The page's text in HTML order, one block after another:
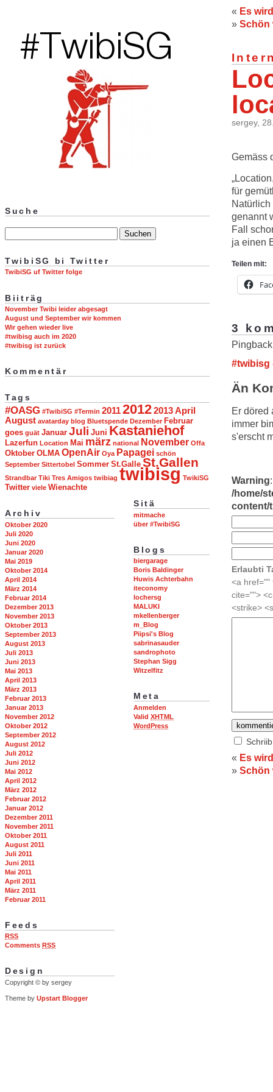
« Es
» Schön
sergey,
Gemäss
für
genannt
Fall
ja einen
Teilen mit:
3
#twibisg
Än
Er döred
immer
s'erscht
Warning
/home/
content/
Erlaubti
<a href=""
cite="">
<strike>
« Es
» Schön
Suche
TwibiSG bi Twitter
TwibiSG uf Twitter folge
Biiträg
November Twibi leider abgesagt
August und September wir kommen
Wir gehen wieder live
#twibisg auch im 2020
#twibisg ist zurück
Kommentär
Tags
#OASG #TwibiSG #Termin 201120122013April
August avatarday blog Bluetspende Dezember Februar
goes guät Januar Juli Juni Kastaniehof
Lazerfun Location Mai märz national November Offa
Oktober OLMA OpenAir Oya Papagei schön
September Sittertobel Sommer St.Galle St.Gallen
Strandbar Tiki Tres Amigos twibiag twibisg TwikiSG
Twitter viele Wienachte
Sitä
mitmache
über #TwibiSG
Blogs
biergarage
Boris Baldinger
Huwis Achterbahn
iteconomy
lochersg
MALUKI
mkellenberger
m_Blog
Piipsi's Blog
sabrinasauder
sandrophoto
Stephan Sigg
Witzelfitz
Meta
Anmelden
Valid XHTML
WordPress
Archiv
Oktober 2020
Juli 2020
Juni 2020
Januar 2020
Mai 2019
Oktober 2014
April 2014
März 2014
Februar 2014
Dezember 2013
November 2013
Oktober 2013
September 2013
August 2013
Juli 2013
Juni 2013
Mai 2013
April 2013
März 2013
Februar 2013
Januar 2013
November 2012
Oktober 2012
September 2012
August 2012
Juli 2012
Juni 2012
Mai 2012
April 2012
März 2012
Februar 2012
Januar 2012
Dezember 2011
November 2011
Oktober 2011
August 2011
Juli 2011
Juni 2011
Mai 2011
April 2011
März 2011
Februar 2011
Feeds
RSS
Comments RSS
Design
Copyright © by sergey
Theme by Upstart Blogger